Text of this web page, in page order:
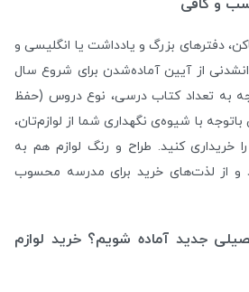
دفترهای بزرگ و یادداشت یا انگلیسی و
از آیین آماده‌شدن برای شروع سال
به تعداد کتاب درسی، نوع دروس (حفظ
با شیوه‌ی نگهداری شما از لوازم‌تان،
خریداری کنید. طراح و رنگ لوازم هم به
و از لذت‌های خرید برای مدرسه محسوب
جدید آماده شویم؟ خرید لوازم